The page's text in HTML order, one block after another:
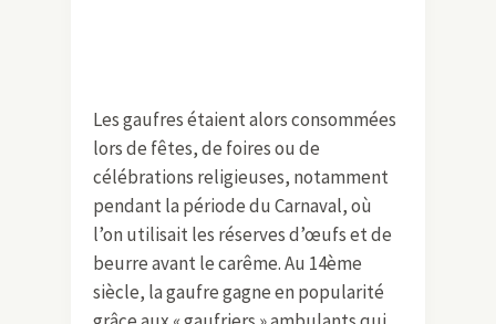
Les gaufres étaient alors consommées
lors de fêtes, de foires ou de
célébrations religieuses, notamment
pendant la période du Carnaval, où
l’on utilisait les réserves d’œufs et de
beurre avant le carême. Au 14ème
siècle, la gaufre gagne en popularité